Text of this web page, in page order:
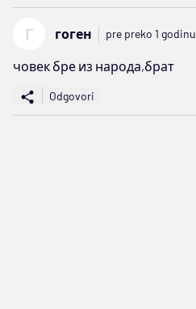
Г гоген pre preko 1 godinu
човек бре из народа,брат
Odgovori